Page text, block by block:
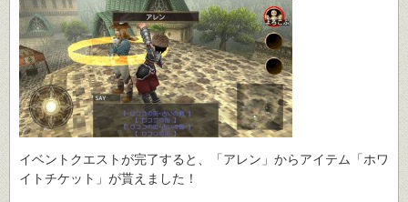
イベントクエストが完了すると、「アレン」からアイテム「ホワ
イトチケット」が貰えました！